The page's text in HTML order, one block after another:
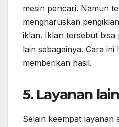
mesin pencari. Namun
mengharuskan
iklan. Iklan tersebut
lain sebagainya. Cara ini
memberikan hasil.
5. Layanan lain
Selain keempat layanan